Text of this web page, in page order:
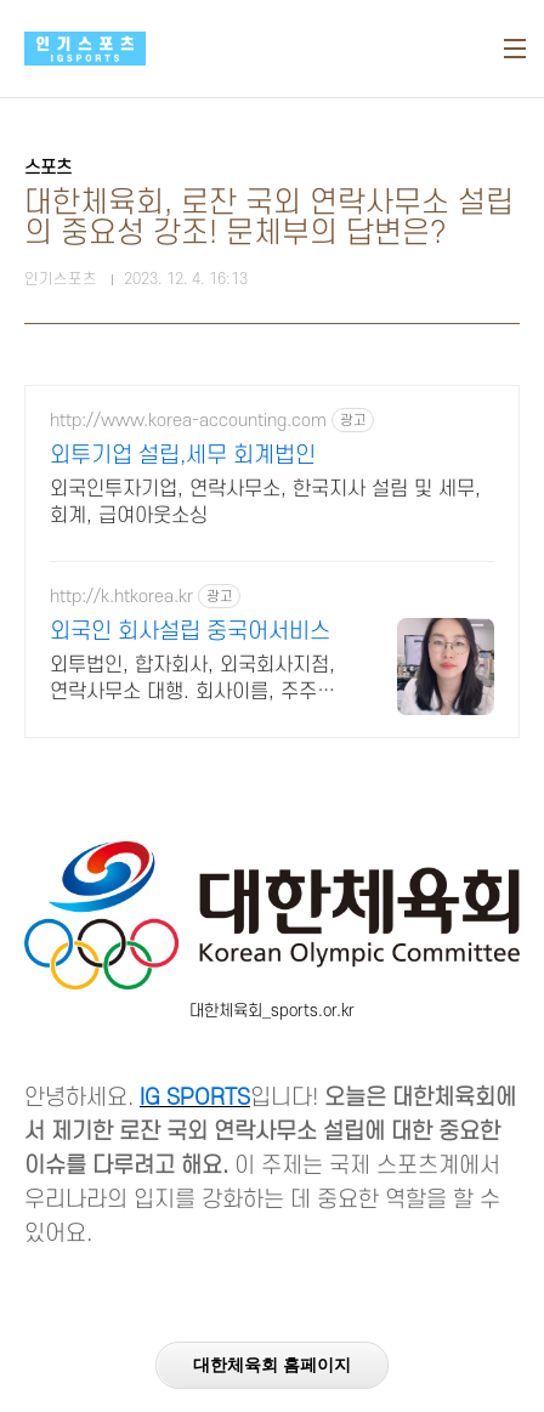
스포츠
대한체육회, 로잔 국외 연락사무소 설립
의 중요성 강조! 문체부의 답변은?
인기스포츠 2023. 12. 4. 16:13
http://www.korea-accounting.com 광고
외투기업 설립,세무 회계법인
외국인투자기업, 연락사무소, 한국지사 설림 및 세무,
회계, 급여아웃소싱
http://k.htkorea.kr 광고
외국인 회사설립 중국어서비스
외투법인, 합자회사, 외국회사지점,
연락사무소 대행. 회사이름, 주주이
대한체육회_sports.or.kr
안녕하세요. IG SPORTS입니다! 오늘은 대한체육회에
서 제기한 로잔 국외 연락사무소 설립에 대한 중요한
이슈를 다루려고 해요. 이 주제는 국제 스포츠계에서
우리나라의 입지를 강화하는 데 중요한 역할을 할 수
있어요.
대한체육회 홈페이지